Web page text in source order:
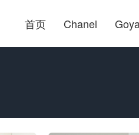
首页 Chanel